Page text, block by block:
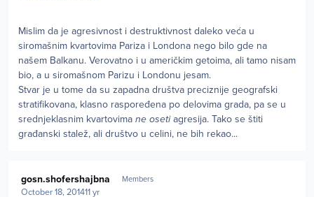
Mislim da je agresivnost i destruktivnost daleko veća u
siromašnim kvartovima Pariza i Londona nego bilo gde na
našem Balkanu. Verovatno i u američkim getoima, ali tamo nisam
bio, a u siromašnom Parizu i Londonu jesam.
Stvar je u tome da su zapadna društva preciznije geografski
stratifikovana, klasno raspoređena po delovima grada, pa se u
srednjeklasnim kvartovima ne osetiagresija. Tako se štiti
građanski stalež, ali društvo u celini, ne bih rekao...
gosn.shofershajbna Members
October 18, 201411 yr